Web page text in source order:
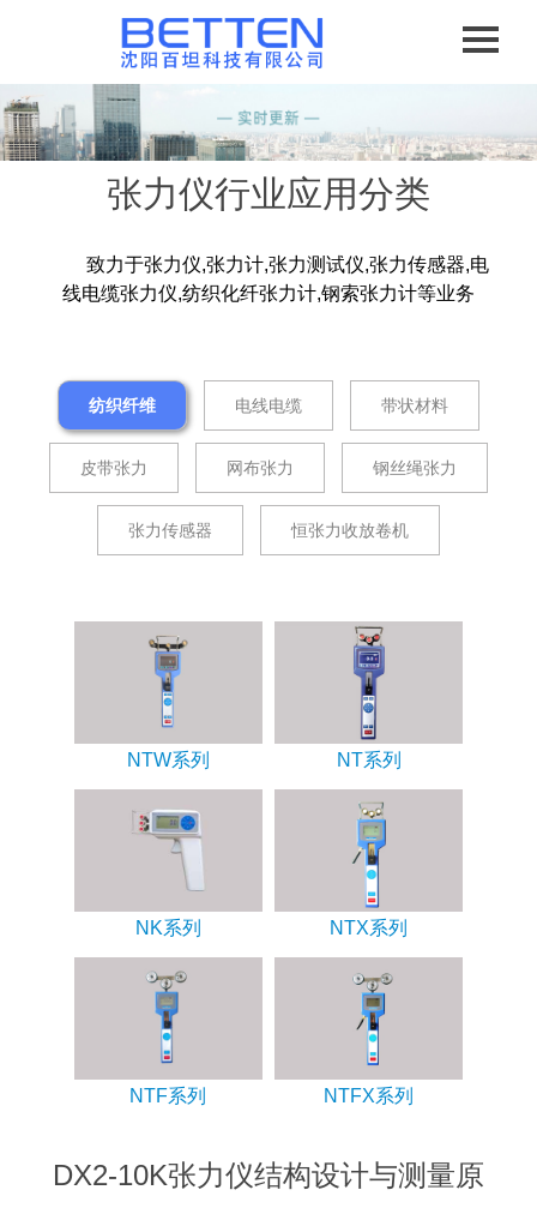
张力仪行业应用分类
致力于张力仪,张力计,张力测试仪,张力传感器,电
线电缆张力仪,纺织化纤张力计,钢索张力计等业务
纺织纤维 电线电缆 带状材料
皮带张力 网布张力 钢丝绳张力
张力传感器 恒张力收放卷机
NTW系列 NT系列
NK系列 NTX系列
NTF系列 NTFX系列
DX2-10K张力仪结构设计与测量原